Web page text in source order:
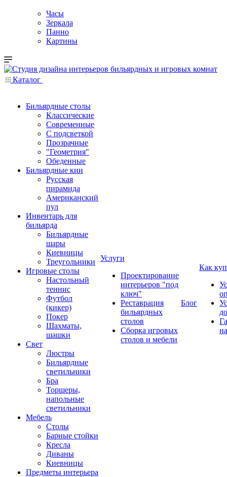
Часы
Зеркала
Панно
Картины
Каталог
Бильярдные столы
Классические
Современные
С подсветкой
Прозрачные
"Геометрия"
Обеденные
Бильярдные кии
Русская
пирамида
Американский
пул
Инвентарь для
бильярда
Бильярдные
шары
Киевницы
Треугольники
Игровые столы
Настольный
теннис
Футбол
(кикер)
Покер
Шахматы,
шашки
Свет
Люстры
Бильярдные
светильники
Бра
Торшеры,
напольные
светильники
Мебель
Столы
Барные стойки
Кресла
Диваны
Киевницы
Предметы интерьера
Услуги
Проектирование
интерьеров "под
ключ"
Реставрация
бильярдных
столов
Сборка игровых
столов и мебели
Блог
Как